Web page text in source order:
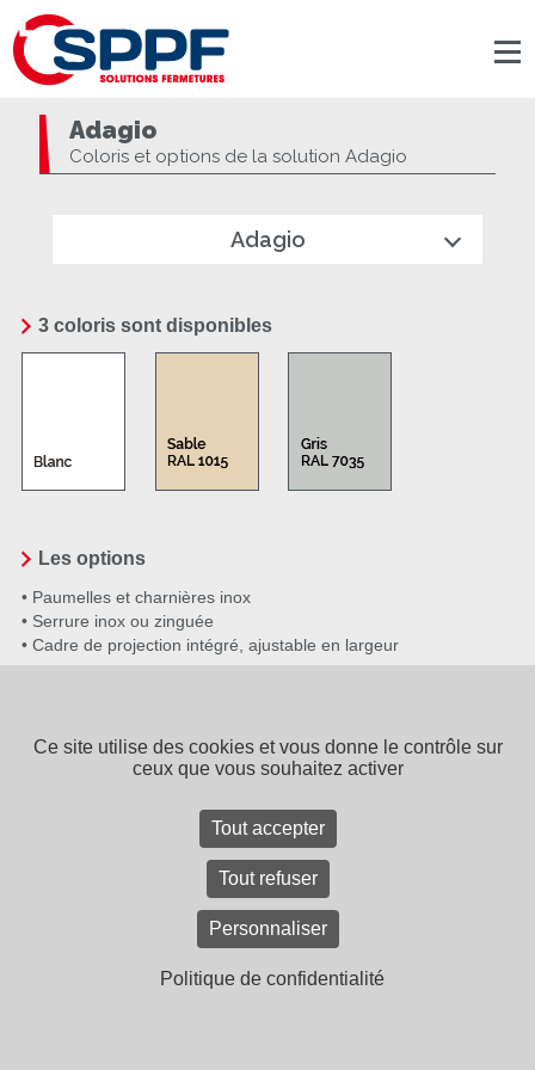
Adagio
Coloris et options de la solution Adagio
Adagio
3 coloris sont disponibles
Les options
• Paumelles et charnières inox
• Serrure inox ou zinguée
• Cadre de projection intégré, ajustable en largeur
CONTACTEZ-NOUS
SPPF - 15 rue de Tours - BP 40043
49308 CHOLET CEDEX-Tél. 02 41 65 94 22
SPPF, une entreprise dugroupe Bouyer Leroux
Recrutement Mentions légales
Ce site utilise des cookies et vous donne le contrôle sur
ceux que vous souhaitez activer
Tout accepter
Tout refuser
Personnaliser
Politique de confidentialité